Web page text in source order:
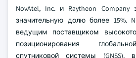
NovAtel, Inc. и Raytheon
значительную долю более 15%.
ведущим поставщиком
позиционирования
спутниковой системы (GNSS),